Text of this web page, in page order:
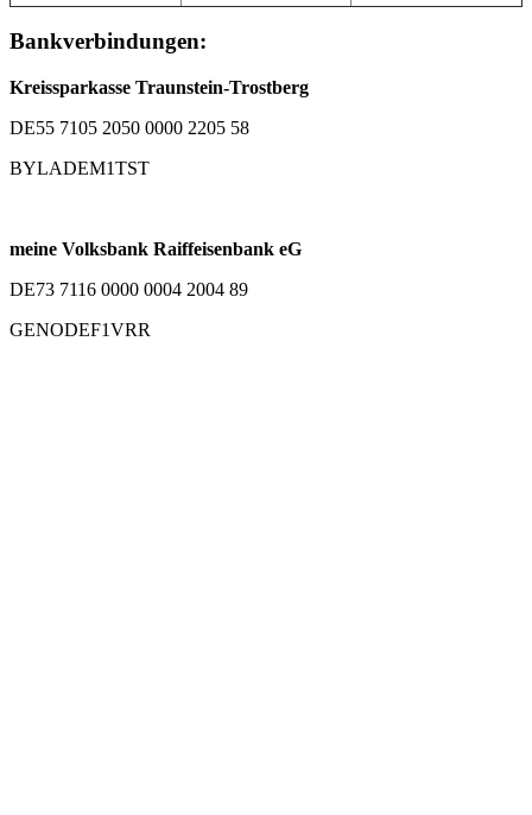
Bankverbindungen:
Kreissparkasse Traunstein-Trostberg
DE55 7105 2050 0000 2205 58
BYLADEM1TST
meine Volksbank Raiffeisenbank eG
DE73 7116 0000 0004 2004 89
GENODEF1VRR